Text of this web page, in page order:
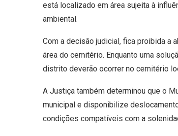
está localizado em área sujeita à
ambiental.
Com a decisão judicial, fica proibida a
área do cemitério. Enquanto uma
distrito deverão ocorrer no cemitério
A Justiça também determinou que o
municipal e disponibilize
condições compatíveis com a